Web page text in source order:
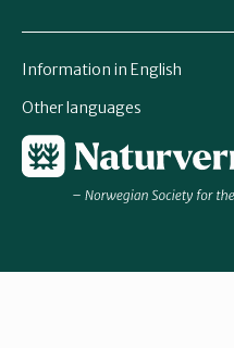
Information in English
Other languages